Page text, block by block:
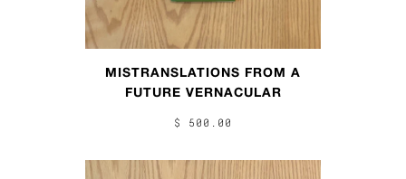
MISTRANSLATIONS FROM A
FUTURE VERNACULAR
$ 500.00